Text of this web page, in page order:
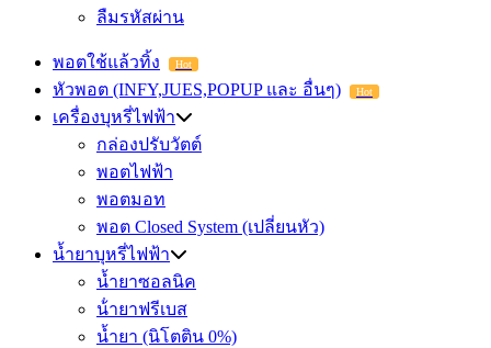
ลืมรหัสผ่าน
พอตใช้แล้วทิ้ง Hot
หัวพอต (INFY,JUES,POPUP และ อื่นๆ) Hot
เครื่องบุหรี่ไฟฟ้า
กล่องปรับวัตต์
พอตไฟฟ้า
พอตมอท
พอต Closed System (เปลี่ยนหัว)
น้ำยาบุหรี่ไฟฟ้า
น้ำยาซอลนิค
น้ํายาฟรีเบส
น้ำยา (นิโตติน 0%)